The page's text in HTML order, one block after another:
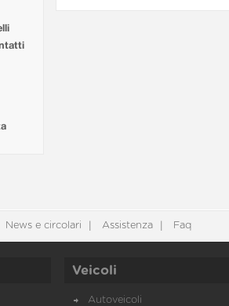
News e circolari Assistenza Faq
Veicoli
Autoveicoli